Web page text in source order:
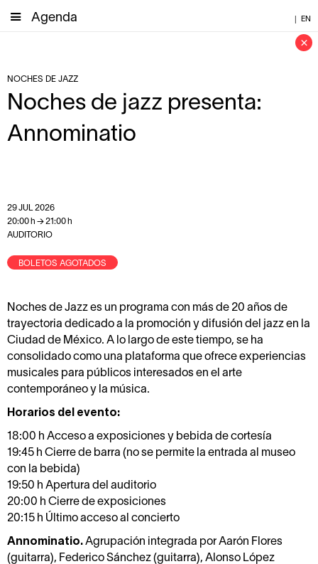
EN
Agenda
×
NOCHES DE JAZZ
Noches de jazz presenta:
Annominatio
29JUL
2026
20:00 h →21:00 h
AUDITORIO
BOLETOS AGOTADOS
Noches de Jazz es un programa con más de 20 años de
trayectoria dedicado a la promoción y difusión del jazz en la
Ciudad de México. A lo largo de este tiempo, se ha
consolidado como una plataforma que ofrece experiencias
musicales para públicos interesados en el arte
contemporáneo y la música.
Horarios del evento:
18:00 h Acceso a exposiciones y bebida de cortesía
19:45 h Cierre de barra (no se permite la entrada al museo
con la bebida)
19:50 h Apertura del auditorio
20:00 h Cierre de exposiciones
20:15 h Último acceso al concierto
Annominatio. Agrupación integrada por Aarón Flores
(guitarra), Federico Sánchez (guitarra), Alonso López